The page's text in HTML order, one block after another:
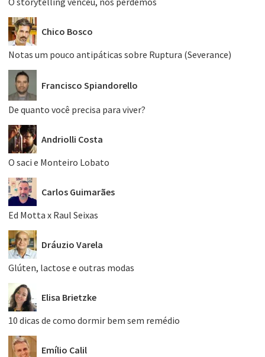
Chico Bosco
Notas um pouco antipáticas sobre Ruptura (Severance)
Francisco Spiandorello
De quanto você precisa para viver?
Andriolli Costa
O saci e Monteiro Lobato
Carlos Guimarães
Ed Motta x Raul Seixas
Dráuzio Varela
Glúten, lactose e outras modas
Elisa Brietzke
10 dicas de como dormir bem sem remédio
Emílio Calil